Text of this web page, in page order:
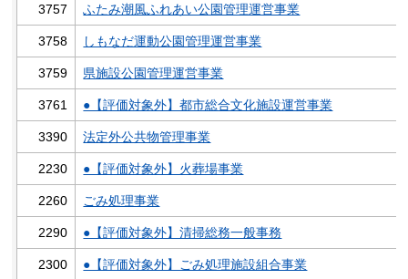
3757 ふたみ潮風ふれあい公園管理運営事業
3758 しもなだ運動公園管理運営事業
3759 県施設公園管理運営事業
3761 ●【評価対象外】都市総合文化施設運営事業
3390 法定外公共物管理事業
2230 ●【評価対象外】火葬場事業
2260 ごみ処理事業
2290 ●【評価対象外】清掃総務一般事務
2300 ●【評価対象外】ごみ処理施設組合事業